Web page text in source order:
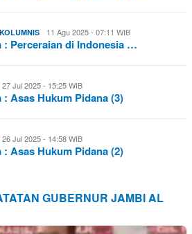
KOLUMNIS 11 Agu 2025 - 07:11 WIB
: Perceraian di Indonesia …
27 Jul 2025 - 15:25 WIB
Asas Hukum Pidana (3)
26 Jul 2025 - 14:58 WIB
Asas Hukum Pidana (2)
GUBERNUR JAMBI AL